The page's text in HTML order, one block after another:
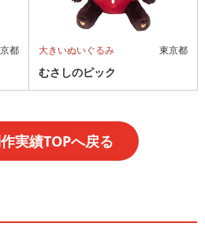
都 大きいぬいぐるみ 東京都
むさしのピック
実績TOPへ戻る